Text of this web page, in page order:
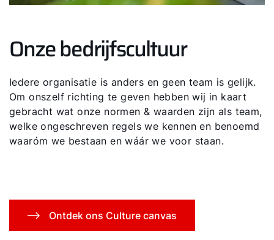
Onze bedrijfscultuur
Iedere organisatie is anders en geen team is gelijk.
Om onszelf richting te geven hebben wij in kaart
gebracht wat onze normen & waarden zijn als team,
welke ongeschreven regels we kennen en benoemd
waaróm we bestaan en wáár we voor staan.
Ontdek ons Culture canvas
Hallo!
Hoe kunnen wij u helpen?
Contact met het team